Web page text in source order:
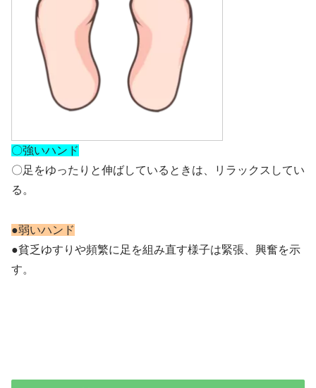
〇強いハンド
〇足をゆったりと伸ばしているときは、リラックスしてい
る。
●弱いハンド
●貧乏ゆすりや頻繁に足を組み直す様子は緊張、興奮を示
す。